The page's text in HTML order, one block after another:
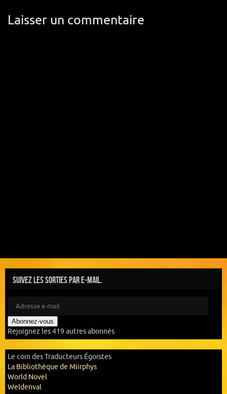
Laisser un commentaire
Suivez les sorties par e-mail.
Abonnez-vous
Rejoignez les 419 autres abonnés
Le coin des Traducteurs Égoistes
La Bibliothèque de Miirphys
World Novel
Weldenval